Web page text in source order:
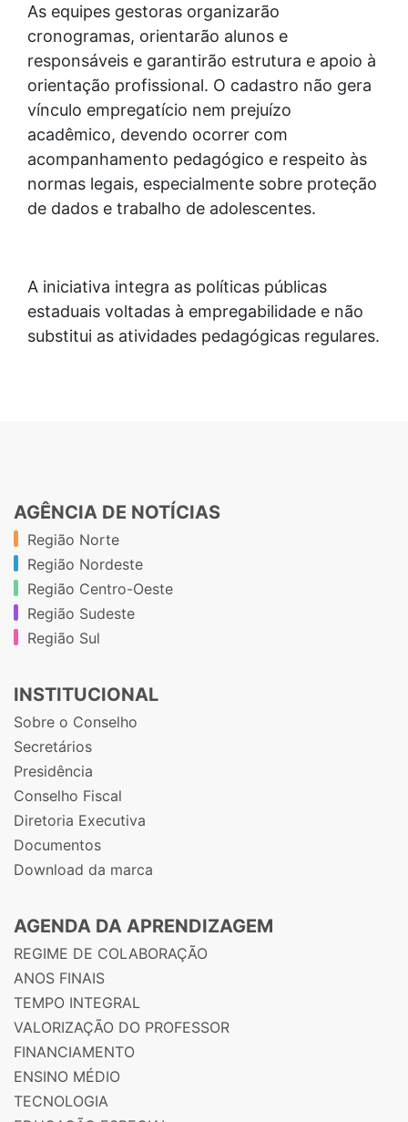
As equipes gestoras organizarão
cronogramas, orientarão alunos e
responsáveis e garantirão estrutura e apoio à
orientação profissional. O cadastro não gera
vínculo empregatício nem prejuízo
acadêmico, devendo ocorrer com
acompanhamento pedagógico e respeito às
normas legais, especialmente sobre proteção
de dados e trabalho de adolescentes.
A iniciativa integra as políticas públicas
estaduais voltadas à empregabilidade e não
substitui as atividades pedagógicas regulares.
AGÊNCIA DE NOTÍCIAS
Região Norte
Região Nordeste
Região Centro-Oeste
Região Sudeste
Região Sul
INSTITUCIONAL
Sobre o Conselho
Secretários
Presidência
Conselho Fiscal
Diretoria Executiva
Documentos
Download da marca
AGENDA DA APRENDIZAGEM
REGIME DE COLABORAÇÃO
ANOS FINAIS
TEMPO INTEGRAL
VALORIZAÇÃO DO PROFESSOR
FINANCIAMENTO
ENSINO MÉDIO
TECNOLOGIA